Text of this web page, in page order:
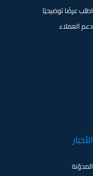
اطلب عرضًا توضيحيًا
دعم العملاء
الأخبار
المدوّنة